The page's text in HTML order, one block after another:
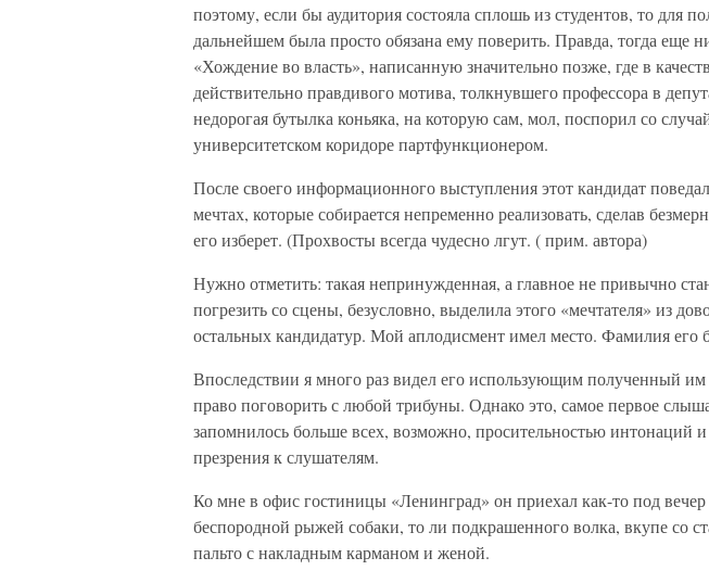
поэтому, если бы аудитория состояла сплошь из студентов, то для
дальнейшем была просто обязана ему поверить. Правда, тогда еще
«Хождение во власть», написанную значительно позже, где в
действительно правдивого мотива, толкнувшего профессора в
недорогая бутылка коньяка, на которую сам, мол, поспорил со
университетском коридоре партфункционером.
После своего информационного выступления этот кандидат
мечтах, которые собирается непременно реализовать, сделав
его изберет. (Прохвосты всегда чудесно лгут. ( прим. автора)
Нужно отметить: такая непринужденная, а главное не привычно
погрезить со сцены, безусловно, выделила этого «мечтателя» из
остальных кандидатур. Мой аплодисмент имел место. Фамилия его
Впоследствии я много раз видел его использующим полученный им
право поговорить с любой трибуны. Однако это, самое первое
запомнилось больше всех, возможно, просительностью интонаций
презрения к слушателям.
Ко мне в офис гостиницы «Ленинград» он приехал как-то под
беспородной рыжей собаки, то ли подкрашенного волка, вкупе со
пальто с накладным карманом и женой.